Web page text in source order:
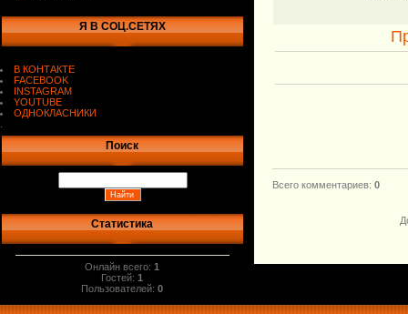
Я В СОЦ.СЕТЯХ
В КОНТАКТЕ
FACEBOOK
INSTAGRAM
YOUTUBE
ОДНОКЛАСНИКИ
Поиск
Статистика
Онлайн всего:1
Гостей:1
Пользователей:0
Всего комментариев: 0